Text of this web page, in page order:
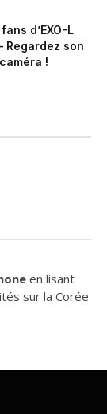
d’EXO-L
Regardez son
!
en lisant
sur la Corée